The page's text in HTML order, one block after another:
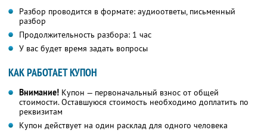
Разбор проводится в формате: аудиоответы, письменный
разбор
Продолжительность разбора: 1 час
У вас будет время задать вопросы
КАК РАБОТАЕТ КУПОН
Внимание! Купон — первоначальный взнос от общей
стоимости. Оставшуюся стоимость необходимо доплатить по
реквизитам
Купон действует на один расклад для одного человека